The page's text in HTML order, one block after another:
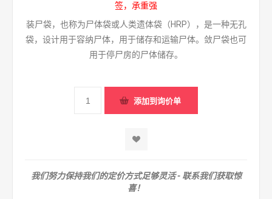
签，承重强
装尸袋，也称为尸体袋或人类遗体袋（HRP），是一种无孔
袋，设计用于容纳尸体，用于储存和运输尸体。敛尸袋也可
用于停尸房的尸体储存。
我们努力保持我们的定价方式足够灵活 - 联系我们获取惊
喜！